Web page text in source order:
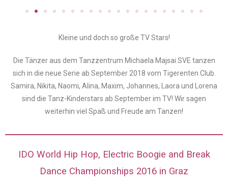
Kleine und doch so große TV Stars!
Die Tänzer aus dem Tanzzentrum Michaela Majsai SVE tanzen
sich in die neue Serie ab September 2018 vom Tigerenten Club.
Samira, Nikita, Naomi, Alina, Maxim, Johannes, Laora und Lorena
sind die Tanz-Kinderstars ab September im TV! Wir sagen
weiterhin viel Spaß und Freude am Tanzen!
IDO World Hip Hop, Electric Boogie and Break
Dance Championships 2016 in Graz